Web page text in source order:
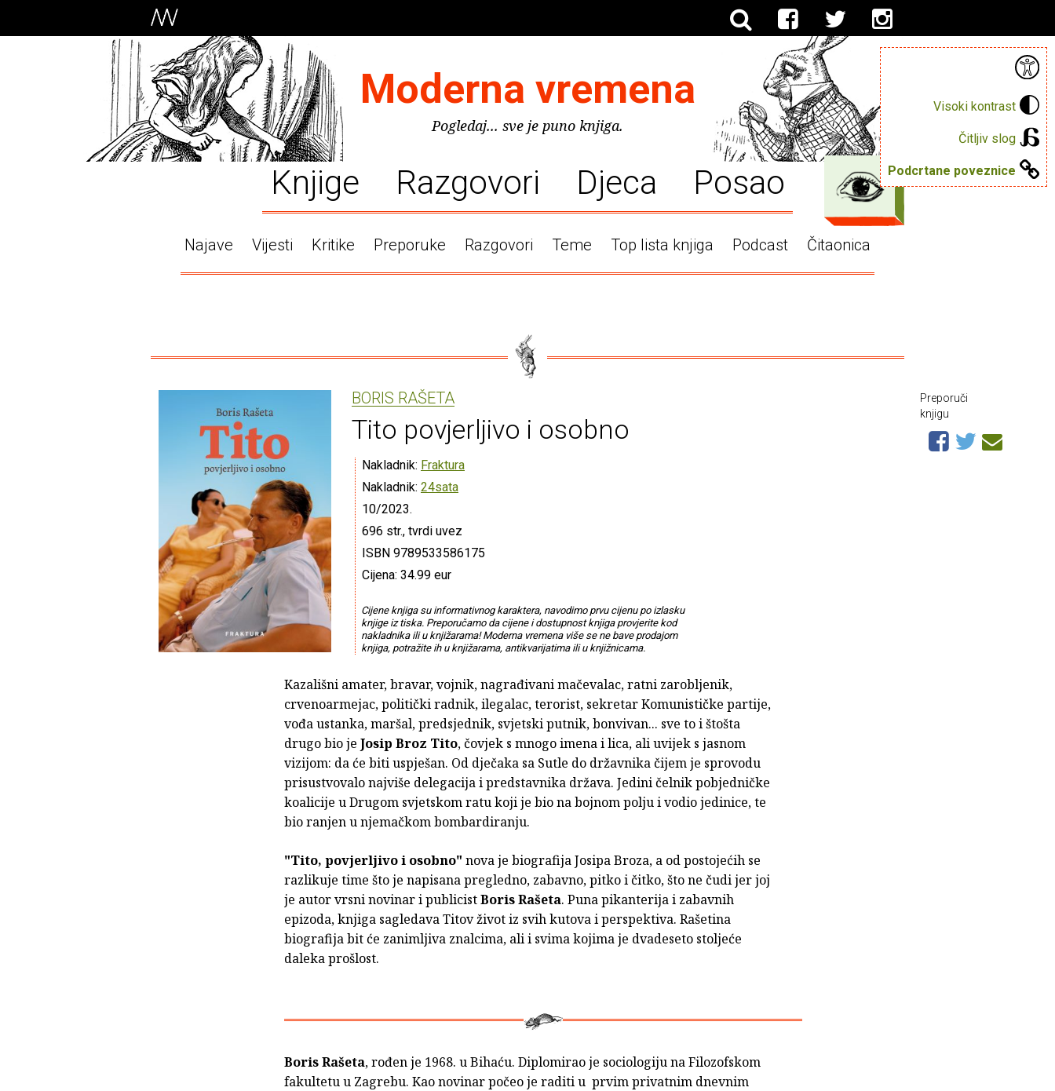
Visoki kontrast
Čitljiv slog
Podcrtane poveznice
Moderna vremena
Pogledaj... sve je puno knjiga.
Knjige Razgovori Djeca Posao
Najave Vijesti Kritike Preporuke Razgovori Teme Top lista knjiga Podcast Čitaonica
BORIS RAŠETA
Tito povjerljivo i osobno
Nakladnik: Fraktura
Nakladnik: 24sata
10/2023.
696 str., tvrdi uvez
ISBN 9789533586175
Cijena: 34.99 eur
Cijene knjiga su informativnog karaktera, navodimo prvu cijenu po izlasku
knjige iz tiska. Preporučamo da cijene i dostupnost knjiga provjerite kod
nakladnika ili u knjižarama! Moderna vremena više se ne bave prodajom
knjiga, potražite ih u knjižarama, antikvarijatima ili u knjižnicama.
Kazališni amater, bravar, vojnik, nagrađivani mačevalac, ratni zarobljenik,
crvenoarmejac, politički radnik, ilegalac, terorist, sekretar Komunističke partije,
vođa ustanka, maršal, predsjednik, svjetski putnik, bonvivan... sve to i štošta
drugo bio je Josip Broz Tito, čovjek s mnogo imena i lica, ali uvijek s jasnom
vizijom: da će biti uspješan. Od dječaka sa Sutle do državnika čijem je sprovodu
prisustvovalo najviše delegacija i predstavnika država. Jedini čelnik pobjedničke
koalicije u Drugom svjetskom ratu koji je bio na bojnom polju i vodio jedinice, te
bio ranjen u njemačkom bombardiranju.
"Tito, povjerljivo i osobno" nova je biografija Josipa Broza, a od postojećih se
razlikuje time što je napisana pregledno, zabavno, pitko i čitko, što ne čudi jer joj
je autor vrsni novinar i publicistBoris Rašeta. Puna pikanterija i zabavnih
epizoda, knjiga sagledava Titov život iz svih kutova i perspektiva. Rašetina
biografija bit će zanimljiva znalcima, ali i svima kojima je dvadeseto stoljeće
daleka prošlost.
Boris Rašeta, rođen je 1968. u Bihaću. Diplomirao je sociologiju na Filozofskom
fakultetu u Zagrebu. Kao novinar počeo je raditi u prvim privatnim dnevnim
Preporuči
knjigu